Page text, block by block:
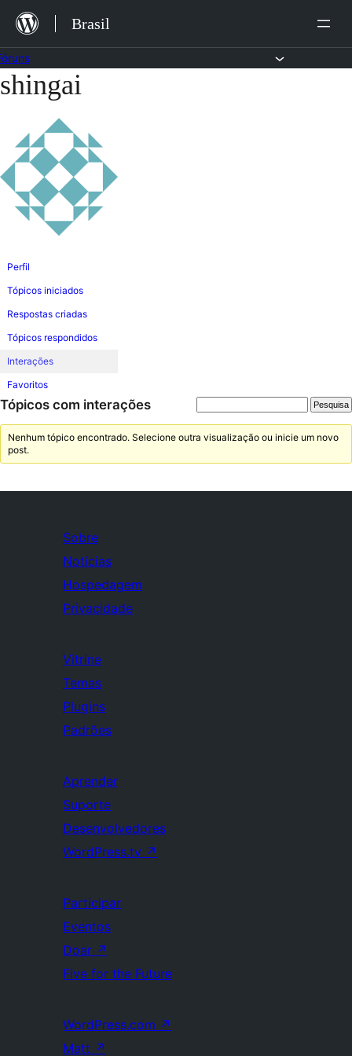
para
o
conteúdo
Brasil
Pular
conteúdo
shingai
Perfil
Tópicos iniciados
Respostas criadas
Tópicos respondidos
Interações
Favoritos
Tópicos com interações
Nenhum tópico encontrado. Selecione outra visualização ou inicie um novo
post.
Sobre
Notícias
Hospedagem
Privacidade
Vitrine
Temas
Plugins
Padrões
Aprender
Suporte
Desenvolvedores
WordPress.tv ↗
Participar
Eventos
Doar ↗
Five for the Future
WordPress.com ↗
Matt ↗